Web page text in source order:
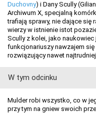
Duchovny) i Dany Scully
Archiwum X, specjalną
trafiają sprawy, nie dające się
wierzy w istnienie istot
Scully z kolei, jako
funkcjonariuszy nawzajem
rozwiązujący nawet
W tym odcinku
Mulder robi wszystko, co w
przy tym na gniew swoich